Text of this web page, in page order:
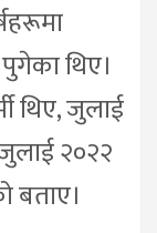
पुगेका थिए।
थिए, जुलाई
२०२२
बताए।